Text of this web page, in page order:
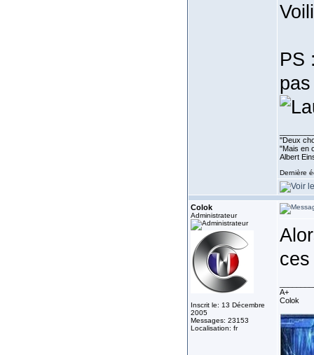
PS
''Deux
"Mais en
Albert
Dernière
Colok
Administrateur
Inscrit le: 13 Décembre
2005
Messages: 23153
Localisation: fr
A+
Colok